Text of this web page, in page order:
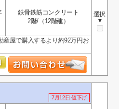
選択
▼
鉄骨鉄筋コンクリート
2階/（12階建）
屋で購入するより約92万円お
7月12日 値下げ